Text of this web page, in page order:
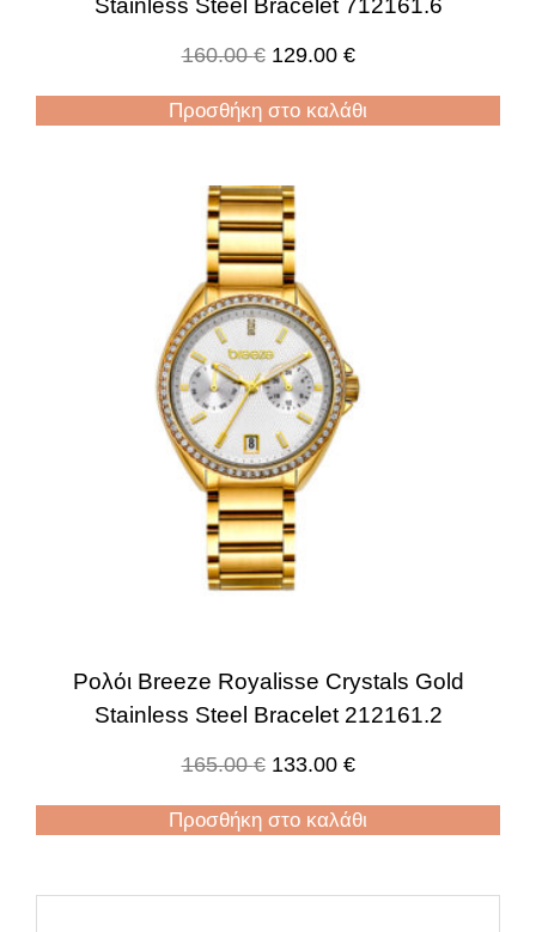
Stainless Steel Bracelet 712161.6
160.00€ 129.00 €
Προσθήκη στο καλάθι
Ρολόι Breeze Royalisse Crystals Gold
Stainless Steel Bracelet 212161.2
165.00€ 133.00 €
Προσθήκη στο καλάθι